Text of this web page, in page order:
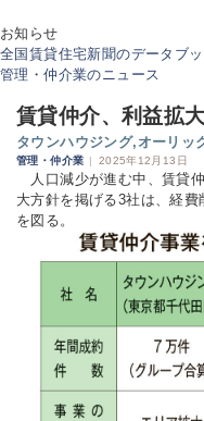
お知らせ
全国賃貸住宅新聞のデータブ
管理・仲介業のニュース
賃貸仲介、利益拡
タウンハウジング,オーリッ
管理・仲介業 | 2025年12月13日
人口減少が進む中、賃貸
大方針を掲げる3社は、経
を図る。